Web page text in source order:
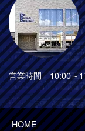
営業時間 10:00～
HOME